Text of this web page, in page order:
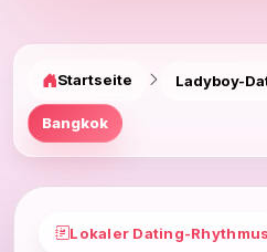
Startseite Ladyboy-
Bangkok
Lokaler Dating-Rhythmus